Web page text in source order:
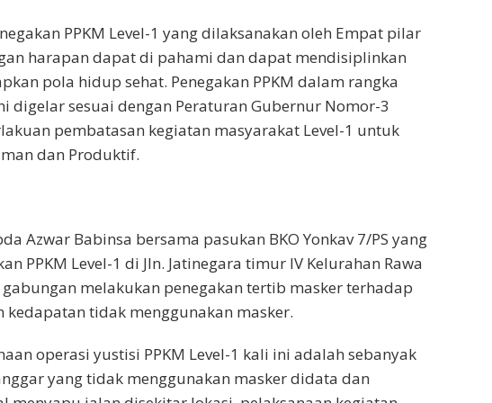
PPKM Level-1 yang dilaksanakan oleh Empat pilar
harapan dapat di pahami dan dapat mendisiplinkan
pola hidup sehat. Penegakan PPKM dalam rangka
digelar sesuai dengan Peraturan Gubernur Nomor-3
pembatasan kegiatan masyarakat Level-1 untuk
dan Produktif.
Azwar Babinsa bersama pasukan BKO Yonkav 7/PS yang
PPKM Level-1 di Jln. Jatinegara timur IV Kelurahan Rawa
melakukan penegakan tertib masker terhadap
tidak menggunakan masker.
operasi yustisi PPKM Level-1 kali ini adalah sebanyak
yang tidak menggunakan masker didata dan